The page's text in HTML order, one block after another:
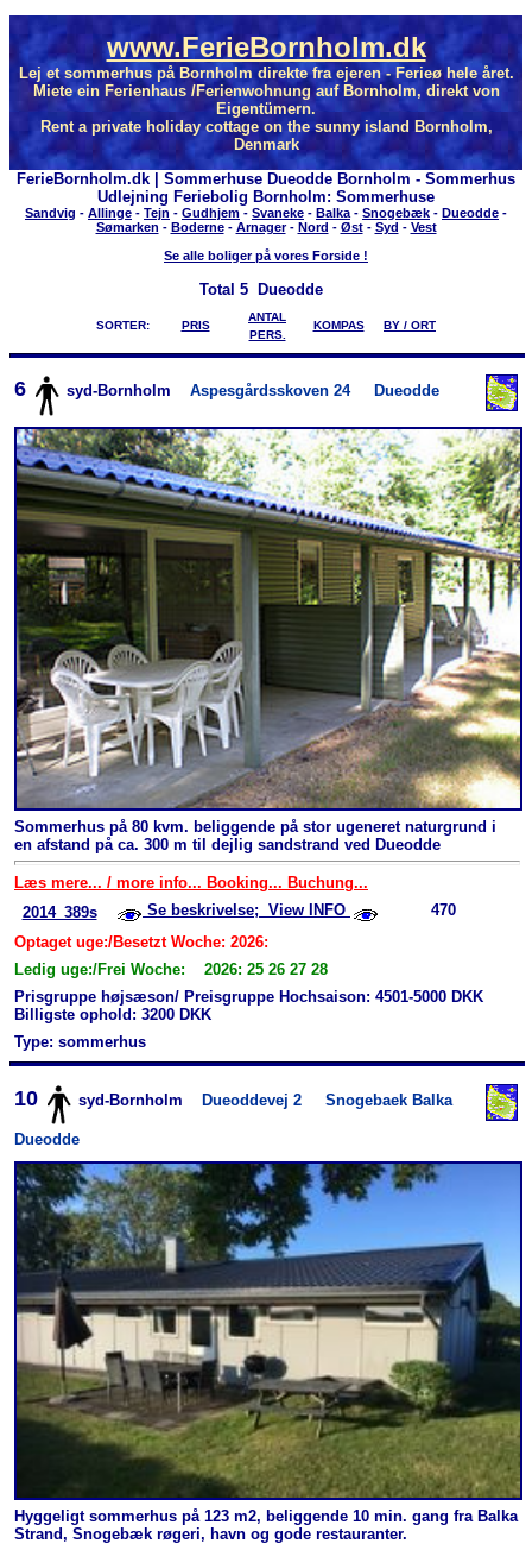
www.FerieBornholm.dk
Lej et sommerhus på Bornholm direkte fra ejeren - Ferieø hele året.
Miete ein Ferienhaus /Ferienwohnung auf Bornholm, direkt von
Eigentümern.
Rent a private holiday cottage on the sunny island Bornholm,
Denmark
FerieBornholm.dk | Sommerhuse Dueodde Bornholm - Sommerhus
Udlejning Feriebolig Bornholm: Sommerhuse
Sandvig - Allinge - Tejn - Gudhjem - Svaneke - Balka - Snogebæk - Dueodde -
Sømarken - Boderne- Arnager- Nord - Øst- Syd - Vest
Se alle boliger på vores Forside !
Total 5 Dueodde
SORTER: PRIS
ANTAL
PERS.
KOMPAS BY / ORT
6 syd-Bornholm Aspesgårdsskoven 24 Dueodde
Sommerhus på 80 kvm. beliggende på stor ugeneret naturgrund i
en afstand på ca. 300 m til dejlig sandstrand ved Dueodde
Læs mere... / more info... Booking... Buchung...
2014_389s
Se beskrivelse; View INFO
470
Optaget uge:/Besetzt Woche: 2026:
Ledig uge:/Frei Woche: 2026: 25 26 27 28
Prisgruppe højsæson/ Preisgruppe Hochsaison: 4501-5000 DKK
Billigste ophold: 3200 DKK
Type: sommerhus
10 syd-Bornholm Dueoddevej 2 Snogebaek Balka
Dueodde
Hyggeligt sommerhus på 123 m2, beliggende 10 min. gang fra Balka
Strand, Snogebæk røgeri, havn og gode restauranter.